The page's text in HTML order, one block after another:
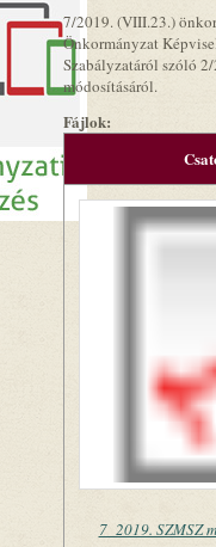
7/2019. (VIII.23.)
Önkormányzat
Szabályzatáról szóló
módosításáról.
Fájlok:
7_2019. SZMSZ